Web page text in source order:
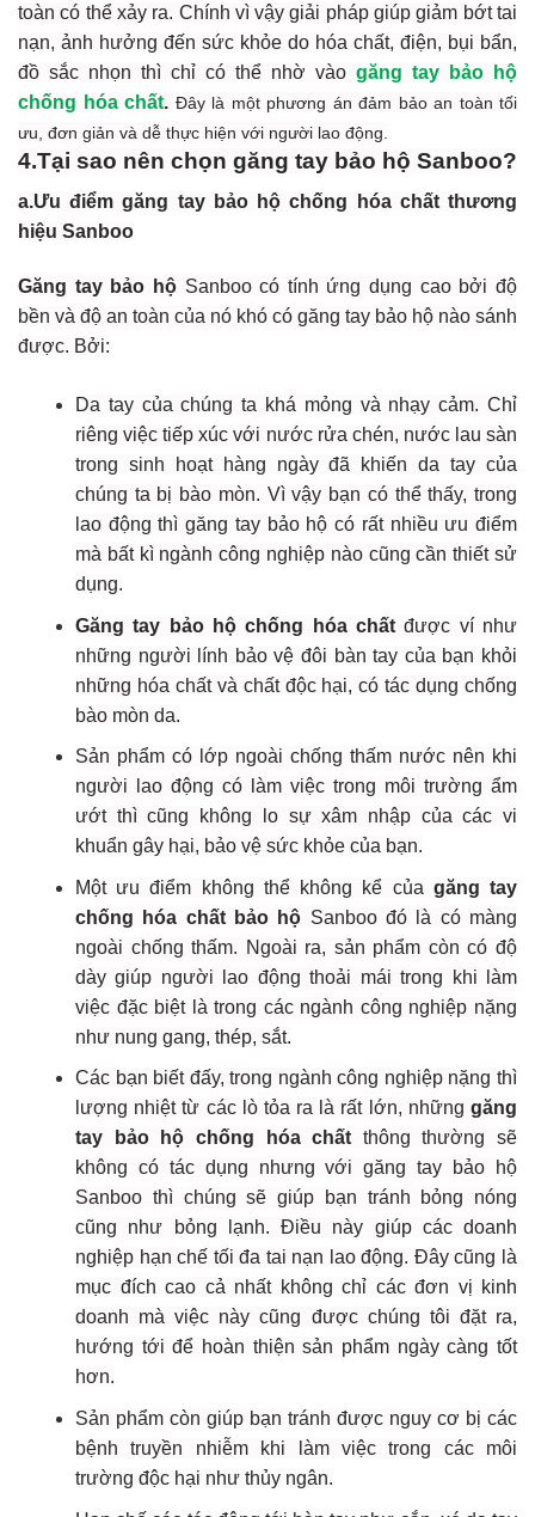
toàn có thể xảy ra. Chính vì vậy giải pháp giúp giảm bớt tai
nạn, ảnh hưởng đến sức khỏe do hóa chất, điện, bụi bẩn,
đồ sắc nhọn thì chỉ có thể nhờ vào găng tay bảo hộ
chống hóa chất. Đây là một phương án đảm bảo an toàn tối
ưu, đơn giản và dễ thực hiện với người lao động.
4.Tại sao nên chọn găng tay bảo hộ Sanboo?
a.Ưu điểm găng tay bảo hộ chống hóa chất thương
hiệu Sanboo
Găng tay bảo hộSanboo có tính ứng dụng cao bởi độ
bền và độ an toàn của nó khó có găng tay bảo hộ nào sánh
được. Bởi:
Da tay của chúng ta khá mỏng và nhạy cảm. Chỉ
riêng việc tiếp xúc với nước rửa chén, nước lau sàn
trong sinh hoạt hàng ngày đã khiến da tay của
chúng ta bị bào mòn. Vì vậy bạn có thể thấy, trong
lao động thì găng tay bảo hộ có rất nhiều ưu điểm
mà bất kì ngành công nghiệp nào cũng cần thiết sử
dụng.
Găng tay bảo hộ chống hóa chất được ví như
những người lính bảo vệ đôi bàn tay của bạn khỏi
những hóa chất và chất độc hại, có tác dụng chống
bào mòn da.
Sản phẩm có lớp ngoài chống thấm nước nên khi
người lao động có làm việc trong môi trường ẩm
ướt thì cũng không lo sự xâm nhập của các vi
khuẩn gây hại, bảo vệ sức khỏe của bạn.
Một ưu điểm không thể không kể của găng tay
chống hóa chất bảo hộ Sanboo đó là có màng
ngoài chống thấm. Ngoài ra, sản phẩm còn có độ
dày giúp người lao động thoải mái trong khi làm
việc đặc biệt là trong các ngành công nghiệp nặng
như nung gang, thép, sắt.
Các bạn biết đấy, trong ngành công nghiệp nặng thì
lượng nhiệt từ các lò tỏa ra là rất lớn, những găng
tay bảo hộ chống hóa chất thông thường sẽ
không có tác dụng nhưng với găng tay bảo hộ
Sanboo thì chúng sẽ giúp bạn tránh bỏng nóng
cũng như bỏng lạnh. Điều này giúp các doanh
nghiệp hạn chế tối đa tai nạn lao động. Đây cũng là
mục đích cao cả nhất không chỉ các đơn vị kinh
doanh mà việc này cũng được chúng tôi đặt ra,
hướng tới để hoàn thiện sản phẩm ngày càng tốt
hơn.
Sản phẩm còn giúp bạn tránh được nguy cơ bị các
bệnh truyền nhiễm khi làm việc trong các môi
trường độc hại như thủy ngân.